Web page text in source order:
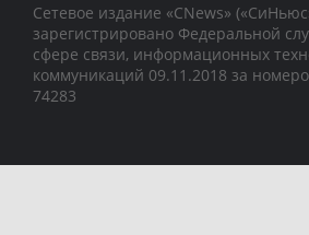
Сетевое издание «CNews»
зарегистрировано Федеральной
сфере связи, информационных
коммуникаций 09.11.2018 за
74283